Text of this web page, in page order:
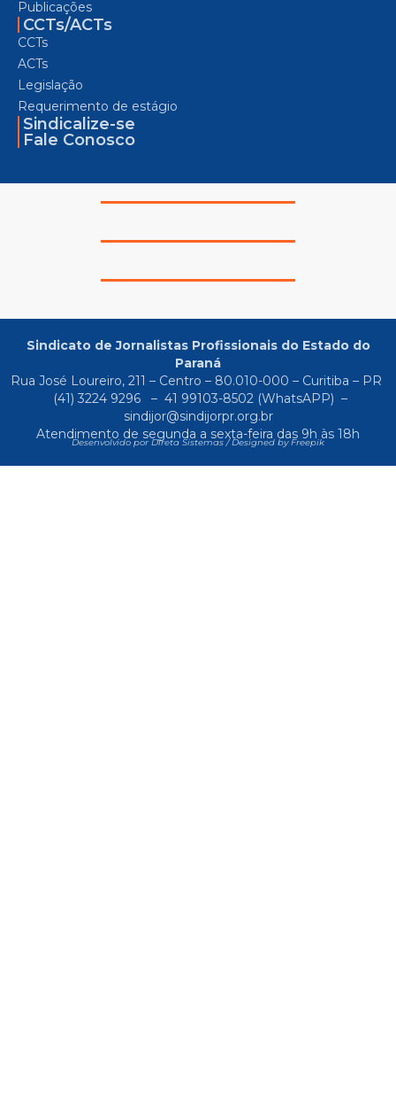
Publicações
CCTs/ACTs
CCTs
ACTs
Legislação
Requerimento de estágio
Sindicalize-se
Fale Conosco
Sindicato de Jornalistas Profissionais do Estado do
Paraná
Rua José Loureiro, 211 – Centro – 80.010-000 – Curitiba – PR
(41) 3224 9296
– 41 99103-8502(WhatsAPP) –
sindijor@sindijorpr.org.br
Atendimento de segunda a sexta-feira das 9h às 18h
Desenvolvido por Direta Sistemas /Designed by Freepik